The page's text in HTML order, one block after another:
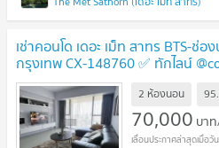
เช่าคอนโด เดอะ เม็ท สาทร BTS-ช่
กรุงเทพ CX-148760 ✅ ทักไลน์
ทีมงานมืออาชีพ ✅
2 ห้องนอน
70,000 บา